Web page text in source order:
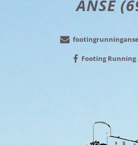
ANSE
Footing Running